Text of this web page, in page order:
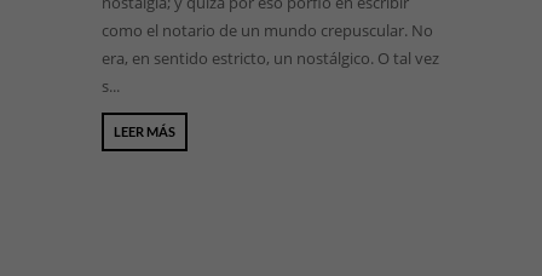
como el notario de un mundo crepuscular. No
era, en sentido estricto, un nostálgico. O tal vez
s...
LEER MÁS